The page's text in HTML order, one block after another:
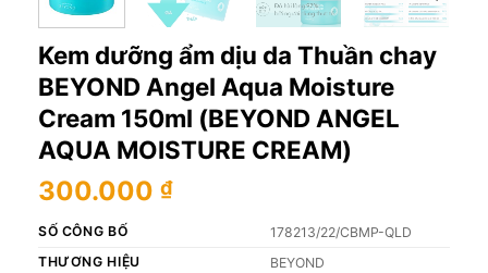
Kem dưỡng ẩm dịu da Thuần chay
BEYOND Angel Aqua Moisture
Cream 150ml (BEYOND ANGEL
AQUA MOISTURE CREAM)
300.000 ₫
SỐ CÔNG BỐ
178213/22/CBMP-QLD
THƯƠNG HIỆU
BEYOND